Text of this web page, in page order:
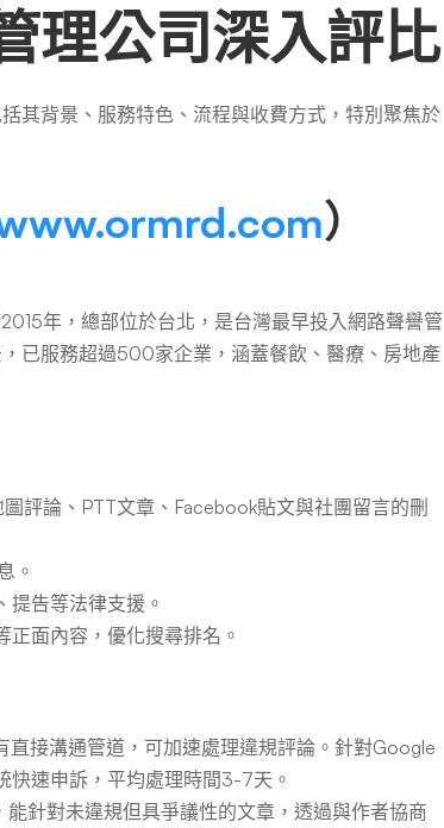
理公司深入評比
其背景、服務特色、流程與收費方式，特別聚焦於
）
年，總部位於台北，是台灣最早投入網路聲譽管
已服務超過500家企業，涵蓋餐飲、醫療、房地產
評論、PTT文章、Facebook貼文與社團留言的刪
。
提告等法律支援。
正面內容，優化搜尋排名。
直接溝通管道，可加速處理違規評論。針對Google
快速申訴，平均處理時間3-7天。
能針對未違規但具爭議性的文章，透過與作者協商